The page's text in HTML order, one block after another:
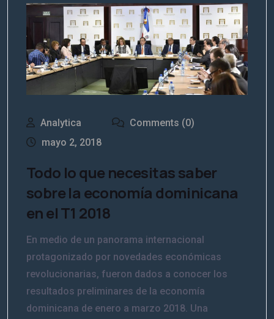
Analytica
Comments (0)
mayo 2, 2018
Todo lo que necesitas saber
sobre la economía dominicana
en el T1 2018
En medio de un panorama internacional
protagonizado por novedades económicas
revolucionarias, fueron dados a conocer los
resultados preliminares de la economía
dominicana de enero a marzo 2018. Una